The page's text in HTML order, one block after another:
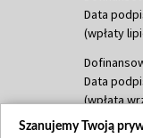
Data
(wpłaty
Data
(wpłata
Szanujemy Twoją